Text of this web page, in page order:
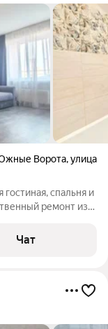
Ворота,улица
спальня и
ремонт из
бойлер,
Чат